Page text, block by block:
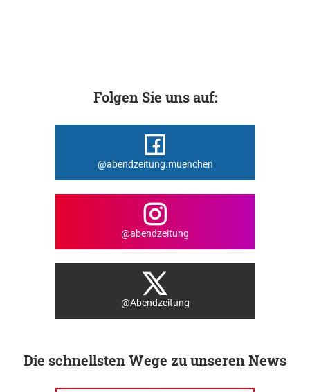
Folgen Sie uns auf:
@abendzeitung.muenchen
@abendzeitung
@Abendzeitung
Die schnellsten Wege zu unseren News